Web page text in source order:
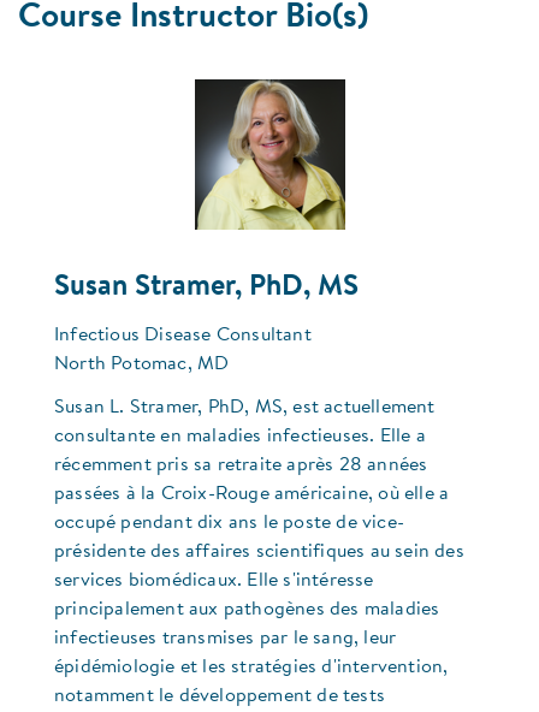
Course Instructor Bio(s)
Susan Stramer, PhD, MS
Infectious Disease Consultant
North Potomac, MD
Susan L. Stramer, PhD, MS, est actuellement
consultante en maladies infectieuses. Elle a
récemment pris sa retraite après 28 années
passées à la Croix-Rouge américaine, où elle a
occupé pendant dix ans le poste de vice-
présidente des affaires scientifiques au sein des
services biomédicaux. Elle s'intéresse
principalement aux pathogènes des maladies
infectieuses transmises par le sang, leur
épidémiologie et les stratégies d'intervention,
notamment le développement de tests